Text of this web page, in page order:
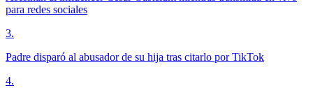
para redes sociales
3.
Padre disparó al abusador de su hija tras citarlo por TikTok
4.